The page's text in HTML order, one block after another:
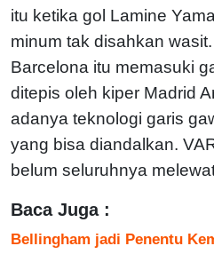
itu ketika gol Lamine
minum tak disahkan
Barcelona itu memasuki
ditepis oleh kiper Madrid
adanya teknologi garis
yang bisa diandalkan.
belum seluruhnya
Baca Juga :
Bellingham jadi Penentu